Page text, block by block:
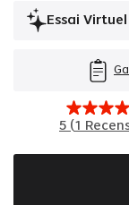
Essai Virtuel
5 (1